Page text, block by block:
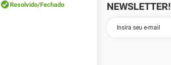
Resolvido/Fechado
NEWSLETTER!